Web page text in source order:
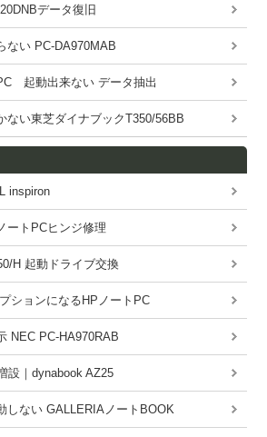
データ復旧
ない PC-DA970MAB
起動出来ない データ抽出
ない東芝ダイナブックT350/56BB
inspiron
ートPCヒンジ修理
H 起動ドライブ交換
ションになるHPノートPC
NEC PC-HA970RAB
設｜dynabook AZ25
しない GALLERIAノートBOOK